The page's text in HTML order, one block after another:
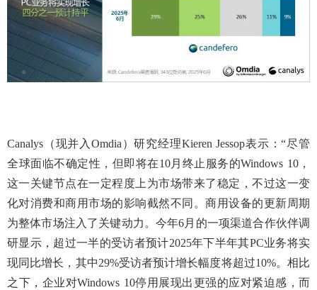
Canalys（现并入Omdia）研究经理Kieren Jessop表示：“尽管
全球面临不确定性，但即将在10月终止服务的Windows 10，
这一关键节点在一定程度上为市场带来了稳定，不过这一变
化对消费和商用市场的影响截然不同。商用设备的更新周期
为整体市场注入了关键动力。今年6月的一项渠道合作伙伴调
研显示，超过一半的受访者预计2025年下半年其PC业务将实
现同比增长，其中29%受访者预计增长幅度将超过10%。相比
之下，企业对Windows 10停用展现出更强的应对紧迫感，而